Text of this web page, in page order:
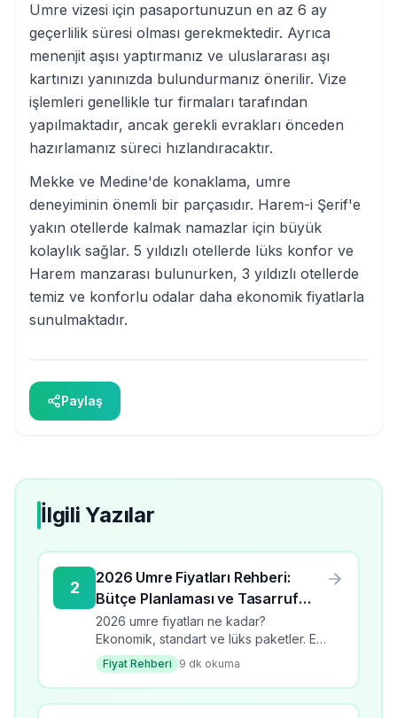
Umre vizesi için pasaportunuzun en az 6 ay
geçerlilik süresi olması gerekmektedir. Ayrıca
menenjit aşısı yaptırmanız ve uluslararası aşı
kartınızı yanınızda bulundurmanız önerilir. Vize
işlemleri genellikle tur firmaları tarafından
yapılmaktadır, ancak gerekli evrakları önceden
hazırlamanız süreci hızlandıracaktır.
Mekke ve Medine'de konaklama, umre
deneyiminin önemli bir parçasıdır. Harem-i Şerif'e
yakın otellerde kalmak namazlar için büyük
kolaylık sağlar. 5 yıldızlı otellerde lüks konfor ve
Harem manzarası bulunurken, 3 yıldızlı otellerde
temiz ve konforlu odalar daha ekonomik fiyatlarla
sunulmaktadır.
Paylaş
İlgili Yazılar
2
2026 Umre Fiyatları Rehberi:
Bütçe Planlaması ve Tasarruf
İpuçları
2026 umre fiyatları ne kadar?
Ekonomik, standart ve lüks paketler. En
ucuz umre turlarını karşılaştırın, tasarruf
ipuçları ve bütçe planlama rehberi.
Fiyat Rehberi 9 dk okuma